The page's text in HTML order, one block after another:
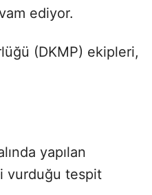
ediyor.
(DKMP) ekipleri,
yapılan
vurduğu tespit